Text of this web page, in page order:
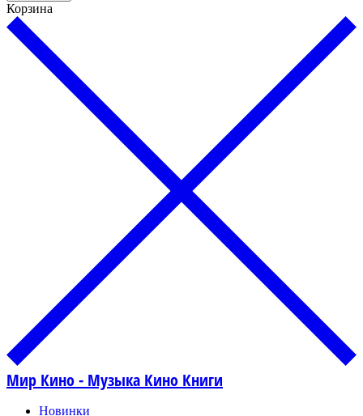
Корзина
Мир Кино - Музыка Кино Книги
Новинки